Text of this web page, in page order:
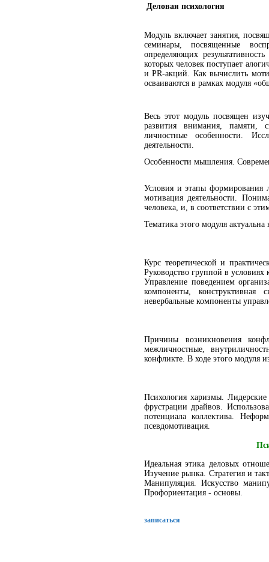
Деловая психология
Модуль включает занятия,
семинары, посвященные
определяющих
которых человек поступает
и PR-акций. Как вычислить
осваиваются в рамках модуля
Весь этот модуль посвящен
развития внимания, памяти,
личностные особенности.
деятельности.
Особенности мышления.
Условия и этапы формирования
мотивация деятельности.
человека, и, в соответствии с
Тематика этого модуля
Курс теоретической и
Руководство группой в условиях
Управление поведением
компоненты,
невербальные компоненты
Причины возникновения
межличностные,
конфликте. В ходе этого модуля
Психология харизмы.
фрустрации драйвов.
потенциала коллектива.
псевдомотивация.
Идеальная этика деловых
Изучение рынка. Стратегия и
Манипуляция. Искусство
Профориентация - основы.
записаться